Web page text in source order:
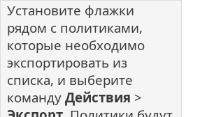
Установите флажки
рядом с политиками,
которые необходимо
экспортировать из
списка, и выберите
команду Действия >